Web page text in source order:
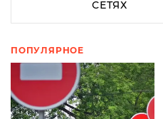
СЕТЯХ
ПОПУЛЯРНОЕ